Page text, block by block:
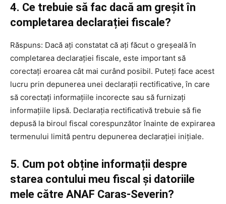
4. Ce trebuie să fac dacă am greșit în
completarea declarației fiscale?
Răspuns: Dacă ați constatat că ați făcut o greșeală în
completarea declarației fiscale, este important să
corectați eroarea cât mai curând posibil. Puteți face acest
lucru prin depunerea unei declarații rectificative, în care
să corectați informațiile incorecte sau să furnizați
informațiile lipsă. Declarația rectificativă trebuie să fie
depusă la biroul fiscal corespunzător înainte de expirarea
termenului limită pentru depunerea declarației inițiale.
5. Cum pot obține informații despre
starea contului meu fiscal și datoriile
mele către ANAF Caras-Severin?